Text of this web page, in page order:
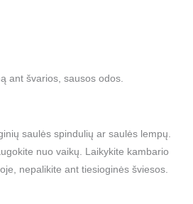
ant švarios, sausos odos.
saulės spindulių ar saulės lempų.
nuo vaikų. Laikykite kambario
nepalikite ant tiesioginės šviesos.